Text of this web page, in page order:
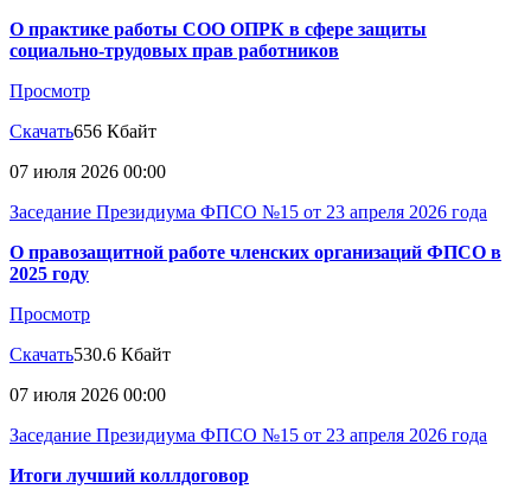
О практике работы СОО ОПРК в сфере защиты
социально-трудовых прав работников
Просмотр
Скачать656 Кбайт
07 июля 2026 00:00
Заседание Президиума ФПСО №15 от 23 апреля 2026 года
О правозащитной работе членских организаций ФПСО в
2025 году
Просмотр
Скачать530.6 Кбайт
07 июля 2026 00:00
Заседание Президиума ФПСО №15 от 23 апреля 2026 года
Итоги лучший коллдоговор